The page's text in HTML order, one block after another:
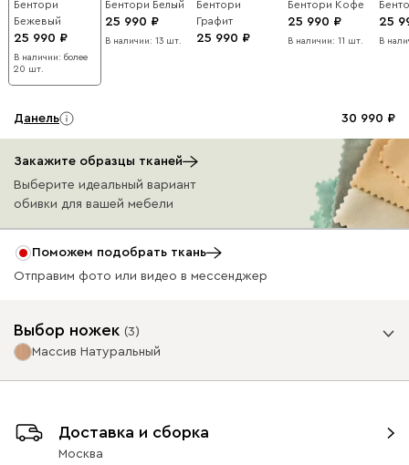
Бентори
Бежевый
25 990
В наличии: более
20 шт.
Бентори Белый
25 990
В наличии: 13 шт.
Бентори
Графит
25 990
Бентори Кофе
25 990
В наличии: 11 шт.
25
В
Данель 30 990
Бежевый
Айвори (Ivory)
Горчичный
Дымчатый
Минт
Закажите образцы тканей
Выберите идеальный вариант
обивки для вашей мебели
Поможем подобрать ткань
Отправим фото или видео в мессенджер
Выбор ножек (3)
Массив Натуральный
Доставка и сборка
Москва